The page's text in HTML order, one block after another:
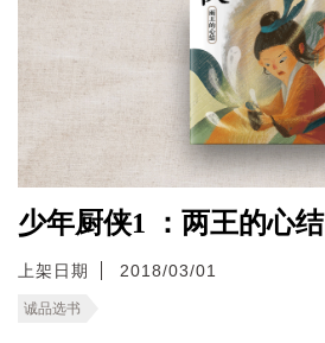
少年厨侠1 ：两王的心结
上架日期 2018/03/01
诚品选书